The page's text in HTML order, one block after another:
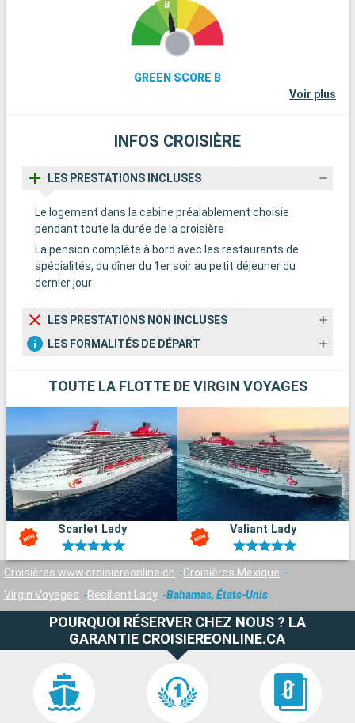
GREEN SCORE B
Voir plus
INFOS CROISIÈRE
LES PRESTATIONS INCLUSES
Le logement dans la cabine préalablement choisie
pendant toute la durée de la croisière
La pension complète à bord avec les restaurants de
spécialités, du dîner du 1er soir au petit déjeuner du
dernier jour
LES PRESTATIONS NON INCLUSES
LES FORMALITÉS DE DÉPART
TOUTE LA FLOTTE DE VIRGIN VOYAGES
Scarlet Lady Valiant Lady
Croisières www.croisiereonline.ch
Croisières Mexique
Virgin Voyages
Resilient Lady Bahamas, États-Unis
POURQUOI RÉSERVER CHEZ NOUS ? LA
GARANTIE CROISIEREONLINE.CA